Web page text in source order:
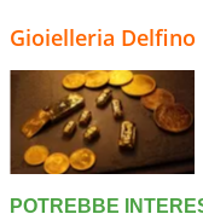
Gioielleria Delfino